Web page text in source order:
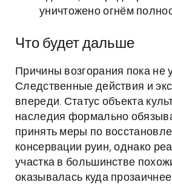
уничтожено огнём
Что будет дальше
Причины возгорания пока не
Следственные действия и
впереди. Статус объекта
наследия формально
принять меры по
консервации руин, однако
участка в большинстве
оказывалась куда